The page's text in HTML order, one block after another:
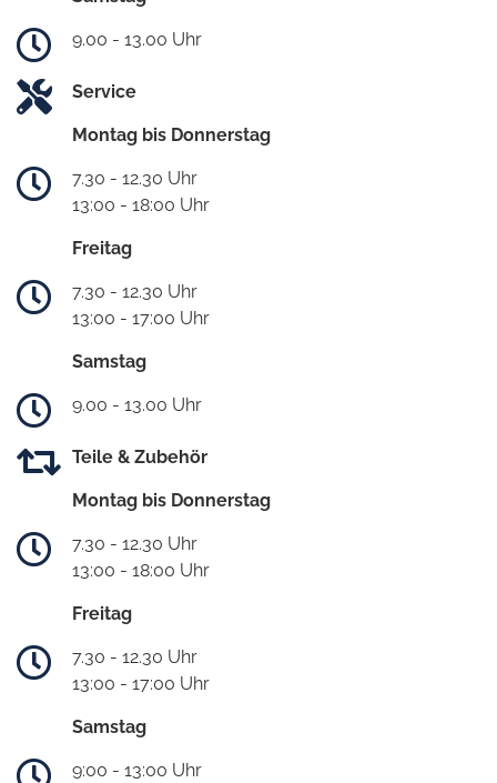
9.00 - 13.00 Uhr
Service
Montag bis Donnerstag
7.30 - 12.30 Uhr
13:00 - 18:00 Uhr
Freitag
7.30 - 12.30 Uhr
13:00 - 17:00 Uhr
Samstag
9.00 - 13.00 Uhr
Teile & Zubehör
Montag bis Donnerstag
7.30 - 12.30 Uhr
13:00 - 18:00 Uhr
Freitag
7.30 - 12.30 Uhr
13:00 - 17:00 Uhr
Samstag
9:00 - 13:00 Uhr